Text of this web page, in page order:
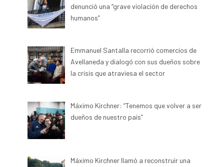
denunció una “grave violación de derechos
humanos”
Emmanuel Santalla recorrió comercios de
Avellaneda y dialogó con sus dueños sobre
la crisis que atraviesa el sector
Máximo Kirchner: “Tenemos que volver a ser
dueños de nuestro país”
Máximo Kirchner llamó a reconstruir una